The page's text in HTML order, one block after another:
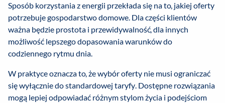
Sposób korzystania z energii przekłada się na to, jakiej oferty
potrzebuje gospodarstwo domowe. Dla części klientów
ważna będzie prostota i przewidywalność, dla innych
możliwość lepszego dopasowania warunków do
codziennego rytmu dnia.
W praktyce oznacza to, że wybór oferty nie musi ograniczać
się wyłącznie do standardowej taryfy. Dostępne rozwiązania
mogą lepiej odpowiadać różnym stylom życia i podejściom